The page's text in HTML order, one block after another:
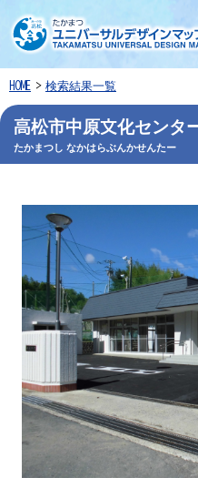
HOME 検索結果一覧
高松市中原文化センタ
たかまつし なかはらぶんかせんたー